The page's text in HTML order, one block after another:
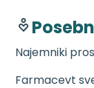
Najemniki
Farmacevt